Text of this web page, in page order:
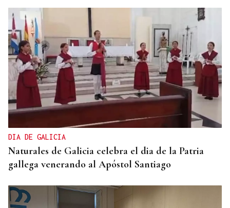
DIA DE GALICIA
Naturales de Galicia celebra el dia de la Patria
gallega venerando al Apóstol Santiago